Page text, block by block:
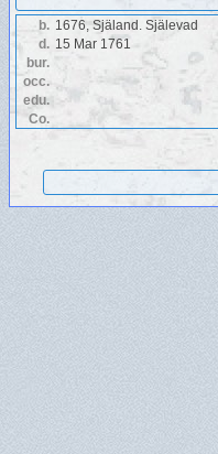
b. 1676, Själand. Själevad
d. 15 Mar 1761
bur.
occ.
edu.
Co.